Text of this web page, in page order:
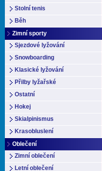
Stolní tenis
Běh
Zimní sporty
Sjezdové lyžování
Snowboarding
Klasické lyžování
Přilby lyžařské
Ostatní
Hokej
Skialpinismus
Krasobluslení
Oblečení
Zimní oblečení
Letní oblečení